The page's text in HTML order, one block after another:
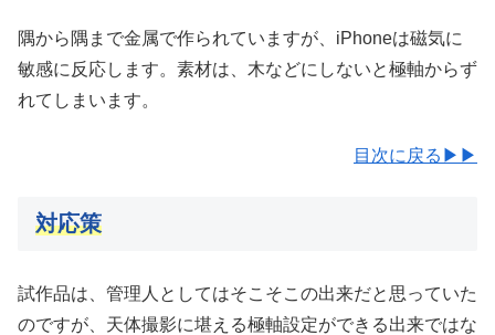
隅から隅まで金属で作られていますが、iPhoneは磁気に
敏感に反応します。素材は、木などにしないと極軸からず
れてしまいます。
目次に戻る▶▶
対応策
試作品は、管理人としてはそこそこの出来だと思っていた
のですが、天体撮影に堪える極軸設定ができる出来ではな